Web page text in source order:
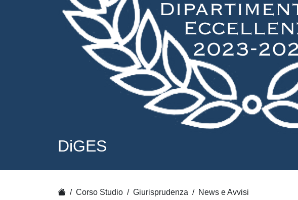
DiGES
Corso Studio Giurisprudenza News e Avvisi